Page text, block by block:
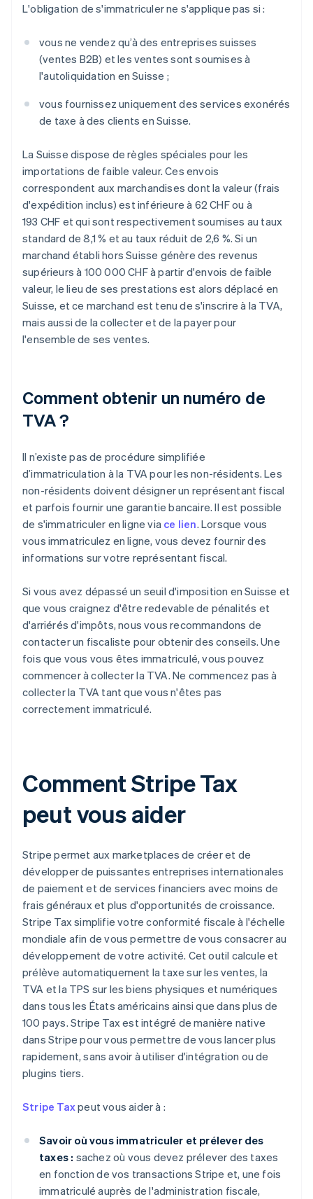
L'obligation de s'immatriculer ne s'applique pas si :
vous ne vendez qu’à des entreprises suisses
(ventes B2B) et les ventes sont soumises à
l'autoliquidation en Suisse ;
vous fournissez uniquement des services exonérés
de taxe à des clients en Suisse.
La Suisse dispose de règles spéciales pour les
importations de faible valeur. Ces envois
correspondent aux marchandises dont la valeur (frais
d'expédition inclus) est inférieure à 62 CHF ou à
193 CHF et qui sont respectivement soumises au taux
standard de 8,1 % et au taux réduit de 2,6 %. Si un
marchand établi hors Suisse génère des revenus
supérieurs à 100 000 CHF à partir d'envois de faible
valeur, le lieu de ses prestations est alors déplacé en
Suisse, et ce marchand est tenu de s'inscrire à la TVA,
mais aussi de la collecter et de la payer pour
l'ensemble de ses ventes.
Comment obtenir un numéro de
TVA ?
Il n’existe pas de procédure simplifiée
d’immatriculation à la TVA pour les non-résidents. Les
non-résidents doivent désigner un représentant fiscal
et parfois fournir une garantie bancaire. Il est possible
de s'immatriculer en ligne via ce lien. Lorsque vous
vous immatriculez en ligne, vous devez fournir des
informations sur votre représentant fiscal.
Si vous avez dépassé un seuil d'imposition en Suisse et
que vous craignez d'être redevable de pénalités et
d'arriérés d'impôts, nous vous recommandons de
contacter un fiscaliste pour obtenir des conseils. Une
fois que vous vous êtes immatriculé, vous pouvez
commencer à collecter la TVA. Ne commencez pas à
collecter la TVA tant que vous n'êtes pas
correctement immatriculé.
Comment Stripe Tax
peut vous aider
Stripe permet aux marketplaces de créer et de
développer de puissantes entreprises internationales
de paiement et de services financiers avec moins de
frais généraux et plus d'opportunités de croissance.
Stripe Tax simplifie votre conformité fiscale à l'échelle
mondiale afin de vous permettre de vous consacrer au
développement de votre activité. Cet outil calcule et
prélève automatiquement la taxe sur les ventes, la
TVA et la TPS sur les biens physiques et numériques
dans tous les États américains ainsi que dans plus de
100 pays. Stripe Tax est intégré de manière native
dans Stripe pour vous permettre de vous lancer plus
rapidement, sans avoir à utiliser d'intégration ou de
plugins tiers.
Stripe Taxpeut vous aider à :
Savoir où vous immatriculer et prélever des
taxes : sachez où vous devez prélever des taxes
en fonction de vos transactions Stripe et, une fois
immatriculé auprès de l'administration fiscale,